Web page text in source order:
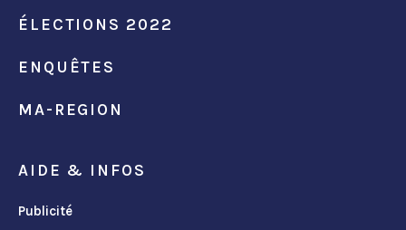
ÉLECTIONS 2022
ENQUÊTES
MA-REGION
AIDE & INFOS
Publicité